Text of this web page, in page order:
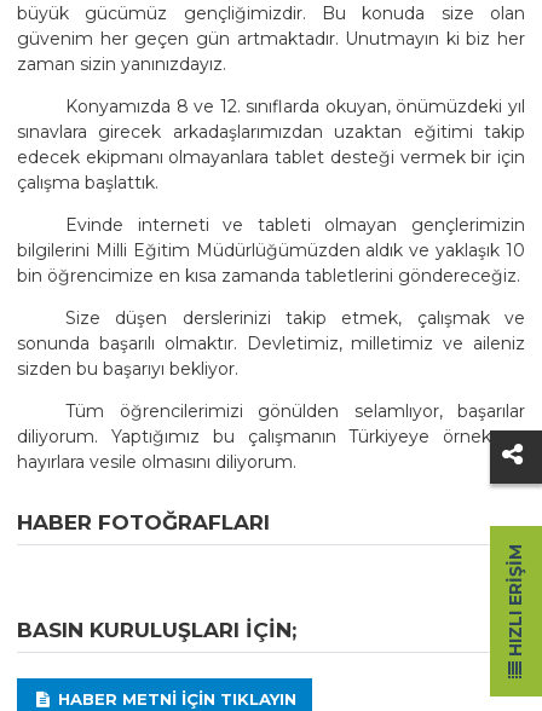
büyük gücümüz gençliğimizdir. Bu konuda size olan
güvenim her geçen gün artmaktadır. Unutmayın ki biz her
zaman sizin yanınızdayız.
Konyamızda 8 ve 12. sınıflarda okuyan, önümüzdeki yıl
sınavlara girecek arkadaşlarımızdan uzaktan eğitimi takip
edecek ekipmanı olmayanlara tablet desteği vermek bir için
çalışma başlattık.
Evinde interneti ve tableti olmayan gençlerimizin
bilgilerini Milli Eğitim Müdürlüğümüzden aldık ve yaklaşık 10
bin öğrencimize en kısa zamanda tabletlerini göndereceğiz.
Size düşen derslerinizi takip etmek, çalışmak ve
sonunda başarılı olmaktır. Devletimiz, milletimiz ve aileniz
sizden bu başarıyı bekliyor.
Tüm öğrencilerimizi gönülden selamlıyor, başarılar
diliyorum. Yaptığımız bu çalışmanın Türkiyeye örnek ve
hayırlara vesile olmasını diliyorum.
HABER FOTOĞRAFLARI
BASIN KURULUŞLARI IÇIN;
HABER METNI IÇIN TIKLAYIN
HIZLI ERIŞIM